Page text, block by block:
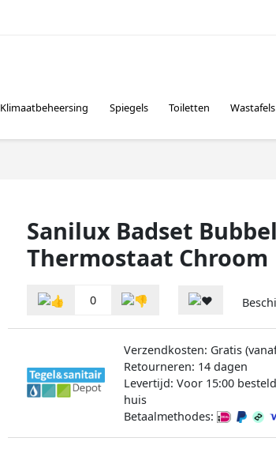
Klimaatbeheersing Spiegels Toiletten Wastafels
Sanilux Badset
Thermostaat Chroom
0
Verzendkosten: Gratis
Retourneren: 14 dagen
Levertijd: Voor 15:00
huis
Betaalmethodes: